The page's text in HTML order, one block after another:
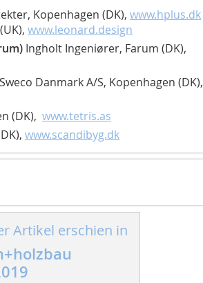
Kopenhagen (DK), www.hplus.dk
www.leonard.design
Ingholt Ingeniører, Farum (DK),
Sweco Danmark A/S, Kopenhagen (DK),
(DK), www.tetris.as
www.scandibyg.dk
Artikel erschien in